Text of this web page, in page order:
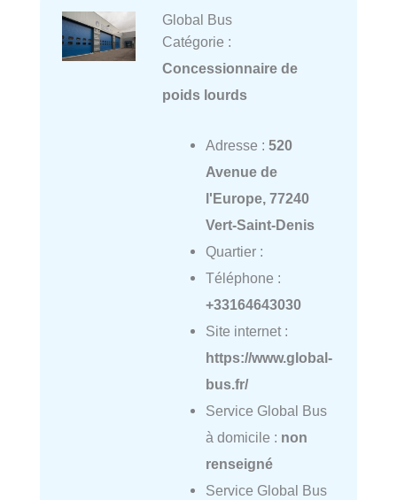
Global Bus
Catégorie :
Concessionnaire de
poids lourds
Adresse : 520
Avenue de
l'Europe, 77240
Vert-Saint-Denis
Quartier :
Téléphone :
+33164643030
Site internet :
https://www.global-
bus.fr/
Service Global Bus
à domicile : non
renseigné
Service Global Bus